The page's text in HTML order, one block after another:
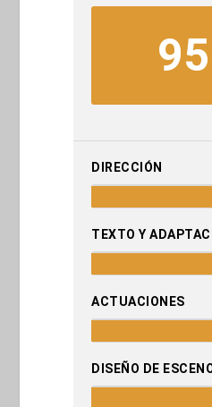
DIRECCIÓN
TEXTO Y
ACTUACIONES
DISEÑO DE